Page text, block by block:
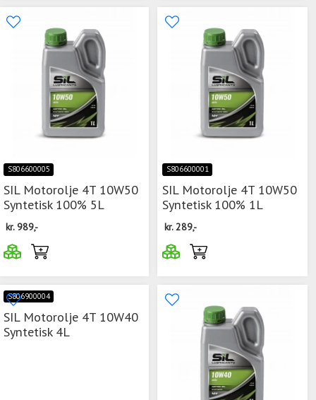
S806600005
SIL Motorolje 4T 10W50
Syntetisk 100% 5L
kr.989,-
S806600001
SIL Motorolje 4T 10W50
Syntetisk 100% 1L
kr. 289,-
S806900004
SIL Motorolje 4T 10W40
Syntetisk 4L